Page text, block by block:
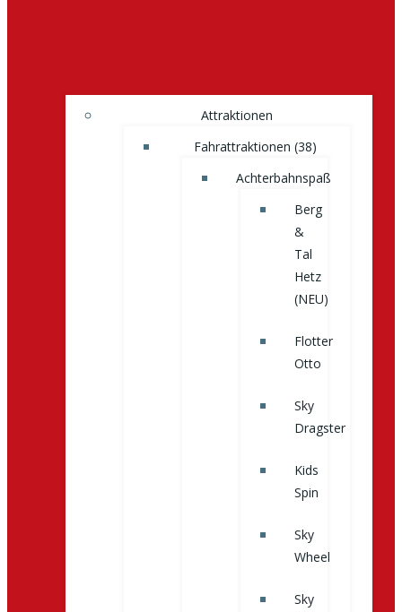
Attraktionen
Fahrattraktionen (38)
Achterbahnspaß
Berg
&
Tal
Hetz
(NEU)
Flotter
Otto
Sky
Dragster
Kids
Spin
Sky
Wheel
Sky